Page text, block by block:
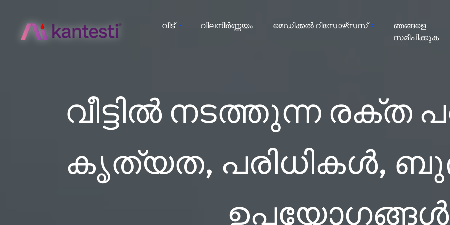
വീട് വിലനിർണ്ണയം മെഡിക്കൽ റിസോഴ്‌സസ്
ഞങ്ങളെ
സമീപിക്കുക
വീട്ടിൽ നടത്തുന്ന രക്ത
കൃത്യത, പരിധികൾ,
ഉപയോഗങ്ങൾ